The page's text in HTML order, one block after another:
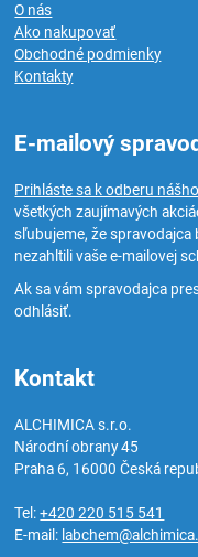
O nás
Ako nakupovať
Obchodné podmienky
Kontakty
E-mailový
Prihláste sa k odberu
všetkých zaujímavých
sľubujeme, že spravodajca
nezahltili vaše e-mailovej
Ak sa vám spravodajca
odhlásiť.
Kontakt
ALCHIMICA s.r.o.
Národní obrany 45
Praha 6, 16000Česká
Tel:+420 220 515 541
E-mail: